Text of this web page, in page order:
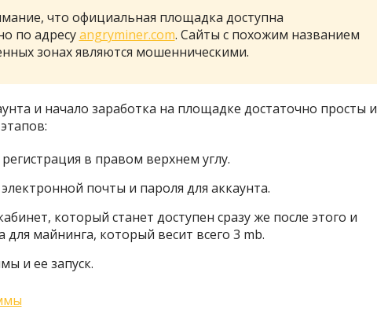
что официальная площадка доступна
по адресуangryminer.com. Сайты с похожим названием
зонах являются мошенническими.
и начало заработка на площадке достаточно просты и
в правом верхнем углу.
почты и пароля для аккаунта.
который станет доступен сразу же после этого и
для майнинга, который весит всего 3 mb.
и ее запуск.